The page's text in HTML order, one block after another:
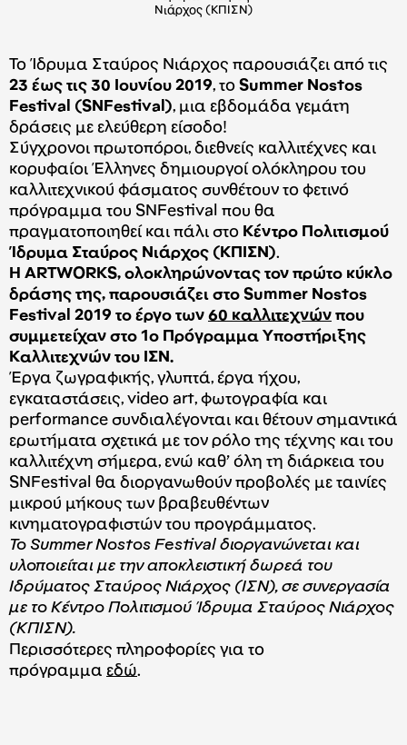
Νιάρχος (ΚΠΙΣΝ)
Το Ίδρυμα Σταύρος Νιάρχος παρουσιάζει από τις
23 έως τις 30 Ιουνίου 2019, το Summer Nostos
Festival (SNFestival), μια εβδομάδα γεμάτη
δράσεις με ελεύθερη είσοδο!
Σύγχρονοι πρωτοπόροι, διεθνείς καλλιτέχνες και
κορυφαίοι Έλληνες δημιουργοί ολόκληρου του
καλλιτεχνικού φάσματος συνθέτουν το φετινό
πρόγραμμα του SNFestival που θα
πραγματοποιηθεί και πάλι στο Κέντρο Πολιτισμού
Ίδρυμα Σταύρος Νιάρχος (ΚΠΙΣΝ).
Η ARTWORKS, ολοκληρώνοντας τον πρώτο κύκλο
δράσης της, παρουσιάζει στο Summer Nostos
Festival 2019 το έργο των 60 καλλιτεχνών που
συμμετείχαν στο 1ο Πρόγραμμα Υποστήριξης
Καλλιτεχνών του ΙΣΝ.
Έργα ζωγραφικής, γλυπτά, έργα ήχου,
εγκαταστάσεις, video art, φωτογραφία και
performance συνδιαλέγονται και θέτουν σημαντικά
ερωτήματα σχετικά με τον ρόλο της τέχνης και του
καλλιτέχνη σήμερα, ενώ καθ’ όλη τη διάρκεια του
SNFestival θα διοργανωθούν προβολές με ταινίες
μικρού μήκους των βραβευθέντων
κινηματογραφιστών του προγράμματος.
Το Summer Nostos Festival διοργανώνεται και
υλοποιείται με την αποκλειστική δωρεά του
Ιδρύματος Σταύρος Νιάρχος (ΙΣΝ), σε συνεργασία
με το Κέντρο Πολιτισμού Ίδρυμα Σταύρος Νιάρχος
(ΚΠΙΣΝ).
Περισσότερες πληροφορίες για το
πρόγραμμα εδώ.